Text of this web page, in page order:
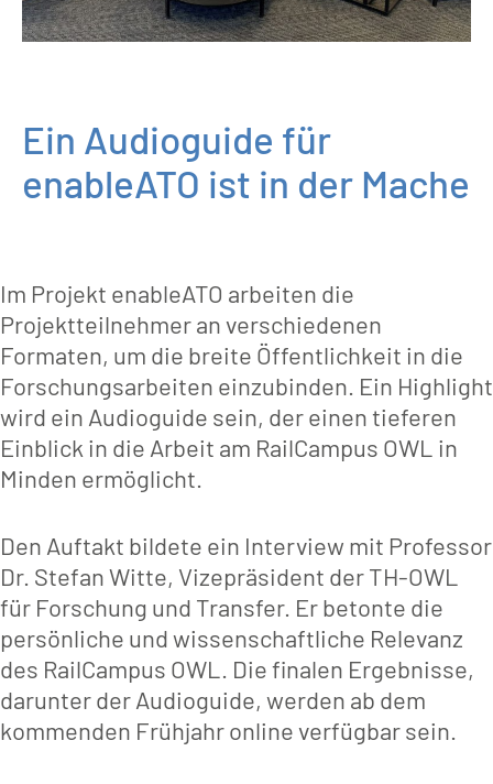
Ein Audioguide für
enableATO ist in der Mache
Im Projekt enableATO arbeiten die
Projektteilnehmer an verschiedenen
Formaten, um die breite Öffentlichkeit in die
Forschungsarbeiten einzubinden. Ein Highlight
wird ein Audioguide sein, der einen tieferen
Einblick in die Arbeit am RailCampus OWL in
Minden ermöglicht.
Den Auftakt bildete ein Interview mit Professor
Dr. Stefan Witte, Vizepräsident der TH-OWL
für Forschung und Transfer. Er betonte die
persönliche und wissenschaftliche Relevanz
des RailCampus OWL. Die finalen Ergebnisse,
darunter der Audioguide, werden ab dem
kommenden Frühjahr online verfügbar sein.